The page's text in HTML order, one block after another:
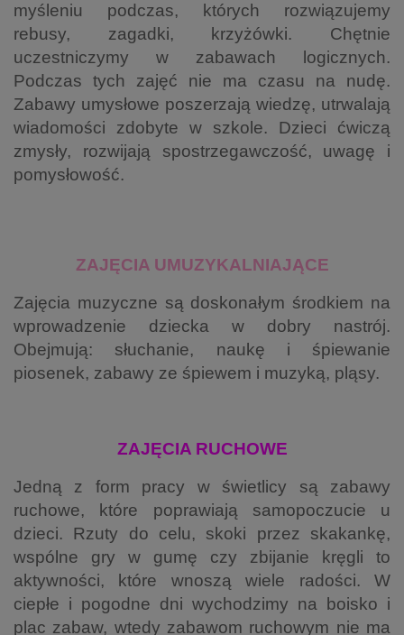
myśleniu podczas, których rozwiązujemy
rebusy, zagadki, krzyżówki. Chętnie
uczestniczymy w zabawach logicznych.
Podczas tych zajęć nie ma czasu na nudę.
Zabawy umysłowe poszerzają wiedzę, utrwalają
wiadomości zdobyte w szkole. Dzieci ćwiczą
zmysły, rozwijają spostrzegawczość, uwagę i
pomysłowość.
ZAJĘCIA UMUZYKALNIAJĄCE
Zajęcia muzyczne są doskonałym środkiem na
wprowadzenie dziecka w dobry nastrój.
Obejmują: słuchanie, naukę i śpiewanie
piosenek, zabawy ze śpiewem i muzyką, pląsy.
ZAJĘCIA RUCHOWE
Jedną z form pracy w świetlicy są zabawy
ruchowe, które poprawiają samopoczucie u
dzieci. Rzuty do celu, skoki przez skakankę,
wspólne gry w gumę czy zbijanie kręgli to
aktywności, które wnoszą wiele radości. W
ciepłe i pogodne dni wychodzimy na boisko i
plac zabaw, wtedy zabawom ruchowym nie ma